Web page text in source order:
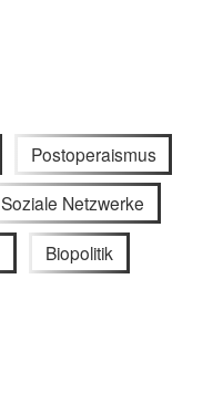
Postoperaismus
Soziale Netzwerke
Biopolitik